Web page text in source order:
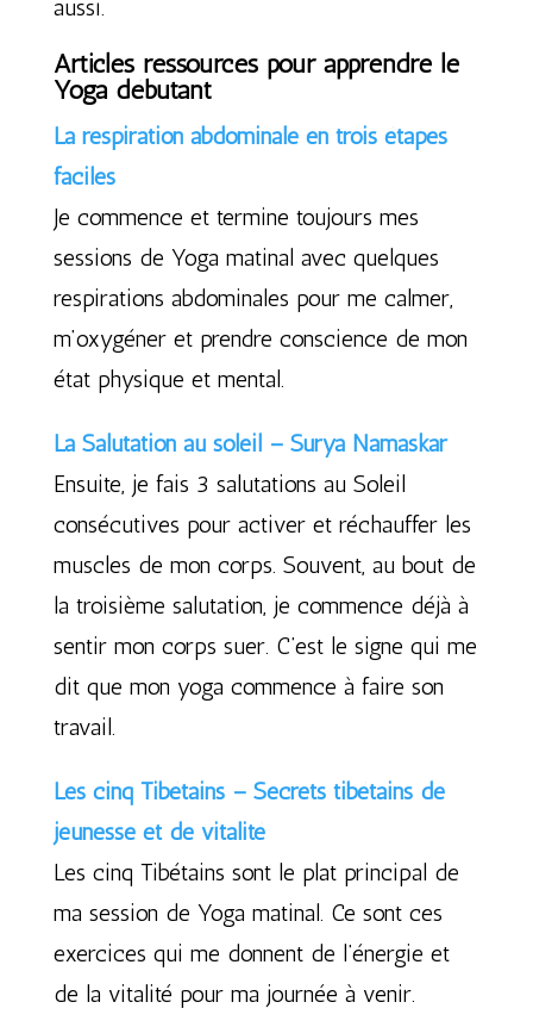
aussi.
Articles ressources pour apprendre le
Yoga débutant
La respiration abdominale en trois étapes
faciles
Je commence et termine toujours mes
sessions de Yoga matinal avec quelques
respirations abdominales pour me calmer,
m’oxygéner et prendre conscience de mon
état physique et mental.
La Salutation au soleil – Surya Namaskar
Ensuite, je fais 3 salutations au Soleil
consécutives pour activer et réchauffer les
muscles de mon corps. Souvent, au bout de
la troisième salutation, je commence déjà à
sentir mon corps suer. C’est le signe qui me
dit que mon yoga commence à faire son
travail.
Les cinq Tibétains – Secrets tibétains de
jeunesse et de vitalité
Les cinq Tibétains sont le plat principal de
ma session de Yoga matinal. Ce sont ces
exercices qui me donnent de l’énergie et
de la vitalité pour ma journée à venir.